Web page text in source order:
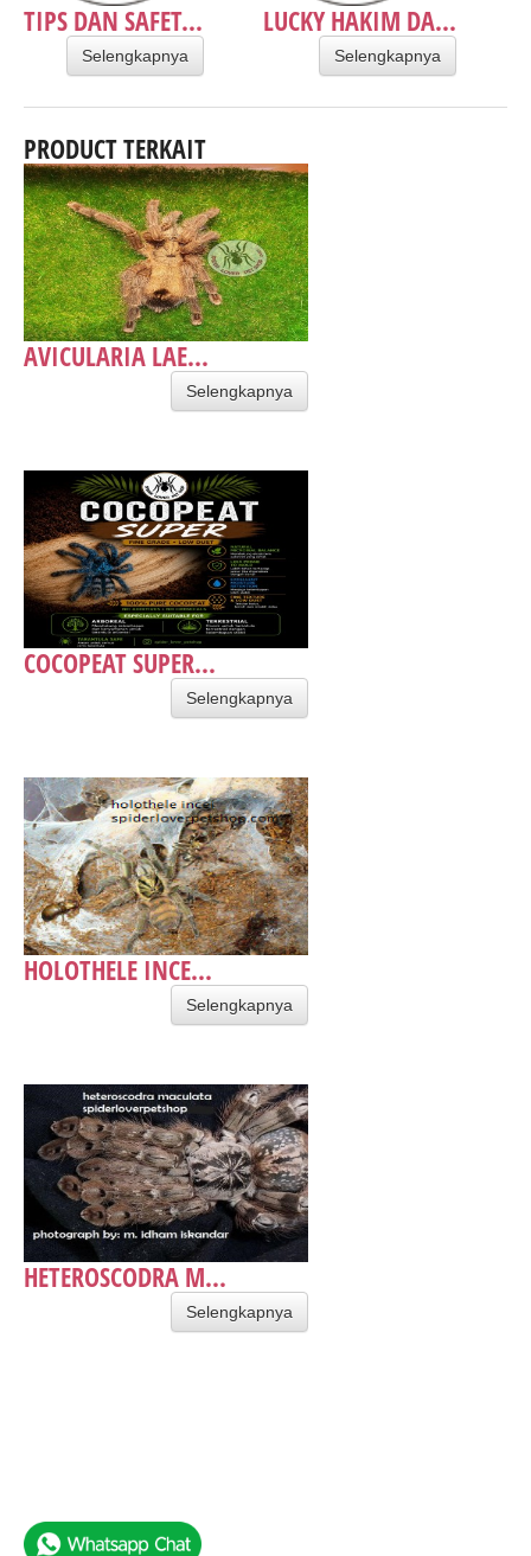
TIPS DAN SAFET...
Selengkapnya
LUCKY HAKIM DA...
Selengkapnya
PRODUCT TERKAIT
AVICULARIA LAE...
Selengkapnya
COCOPEAT SUPER...
Selengkapnya
HOLOTHELE INCE...
Selengkapnya
HETEROSCODRA M...
Selengkapnya